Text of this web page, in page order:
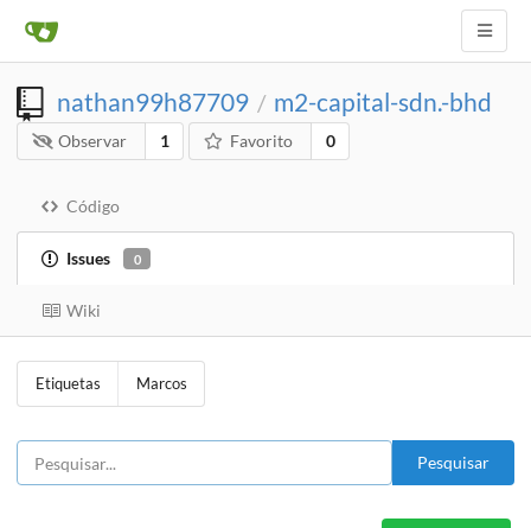
nathan99h87709 / m2-capital-sdn.-bhd
Observar 1 Favorito 0
Código
Issues 0
Wiki
Etiquetas Marcos
Pesquisar